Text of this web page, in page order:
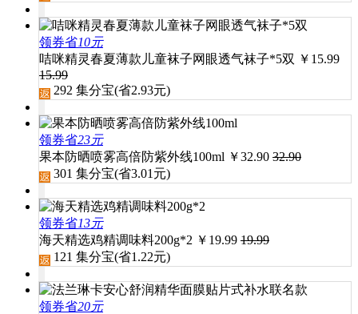
领券省10元
咭咪精灵春夏薄款儿童袜子网眼透气袜子*5双 ￥ 15.99
15.99
292 集分宝(省2.93元)
领券省23元
果本防晒喷雾高倍防紫外线100ml ￥32.90 32.90
301 集分宝(省3.01 元)
领券省13元
海天精选鸡精调味料200g*2 ￥ 19.99 19.99
121 集分宝(省1.22元)
领券省20元